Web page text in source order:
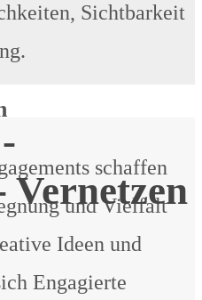
Sichtbarkeit
schaffen
und Vielfalt
Ideen und
Engagierte
Vernetzen